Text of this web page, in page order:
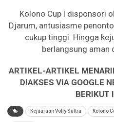
Kolono Cup l disponsori
Djarum, antusiasme
cukup tinggi. Hingga
berlangsung aman
ARTIKEL-ARTIKEL
DIAKSES VIA GOOGLE
BERIKUT
Kejuaraan Volly Sultra Kolono